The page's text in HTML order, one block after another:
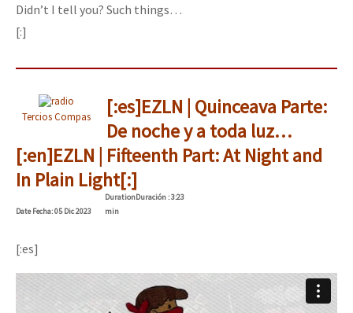
Didn’t I tell you? Such things…
[:]
Tercios Compas
[:es]EZLN | Quinceava Parte:
De noche y a toda luz…
[:en]EZLN | Fifteenth Part: At Night and
In Plain Light[:]
DateFecha: 05 Dic 2023
DurationDuración : 3:23
min
[:es]